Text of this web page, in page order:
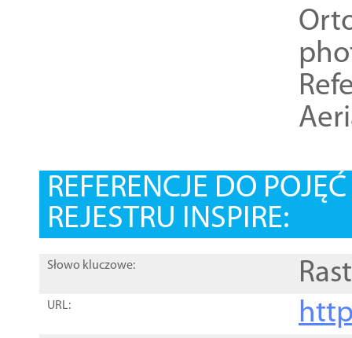
REFERENCJE DO
REJESTRU INSPIRE:
Słowo kluczowe:
URL: